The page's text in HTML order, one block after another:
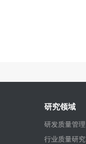
研究领域
研发质量管理
行业质量研究